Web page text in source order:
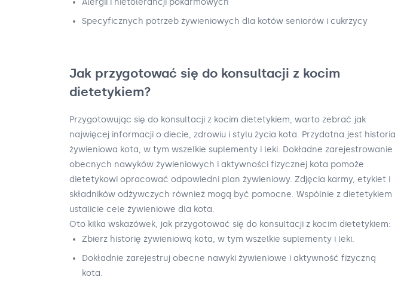
Specyficznych potrzeb żywieniowych dla kotów seniorów i cukrzycy
Jak przygotować się do konsultacji z kocim
dietetykiem?
Przygotowując się do konsultacji z kocim dietetykiem, warto zebrać jak
najwięcej informacji o diecie, zdrowiu i stylu życia kota. Przydatna jest historia
żywieniowa kota, w tym wszelkie suplementy i leki. Dokładne zarejestrowanie
obecnych nawyków żywieniowych i aktywności fizycznej kota pomoże
dietetykowi opracować odpowiedni plan żywieniowy. Zdjęcia karmy, etykiet i
składników odżywczych również mogą być pomocne. Wspólnie z dietetykiem
ustalicie cele żywieniowe dla kota.
Oto kilka wskazówek, jak przygotować się do konsultacji z kocim dietetykiem:
Zbierz historię żywieniową kota, w tym wszelkie suplementy i leki.
Dokładnie zarejestruj obecne nawyki żywieniowe i aktywność fizyczną
kota.